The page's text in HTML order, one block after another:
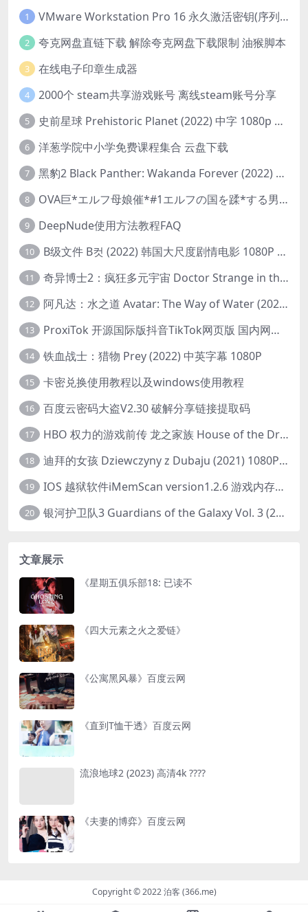
1 VMware Workstation Pro 16 永久激活密钥(序列号)
2 夸克网盘直链下载 解除夸克网盘下载限制 油猴脚本
3 在线电子印章生成器
4 2000个 steam共享游戏账号 离线steam账号分享
5 史前星球 Prehistoric Planet (2022) 中字 1080p 高清 阿里云盘 2022.5.27已更新全集
6 洋葱学院中小学免费课程集合 云盘下载
7 黑豹2 Black Panther: Wakanda Forever (2022) 高清版
8 OVA巨*エルフ母娘催*#1エルフの国を蹂*する男。汚された女王と姫
9 DeepNude使用方法教程FAQ
10 B级文件 B컷 (2022) 韩国大尺度剧情电影 1080P 中字
11 奇异博士2：疯狂多元宇宙 Doctor Strange in the Multiverse of Madness (2022) 高清版1080p
12 阿凡达：水之道 Avatar: The Way of Water (2022) 1080p 2k 4k 中文字幕
13 ProxiTok 开源国际版抖音TikTok网页版 国内网络直连
14 铁血战士：猎物 Prey (2022) 中英字幕 1080P
15 卡密兑换使用教程以及windows使用教程
16 百度云密码大盗V2.30 破解分享链接提取码
17 HBO 权力的游戏前传 龙之家族 House of the Dragon (2022) 中字 1080P 更新4集
18 迪拜的女孩 Dziewczyny z Dubaju (2021) 1080P 中字
19 IOS 越狱软件iMemScan version1.2.6 游戏内存修改器
20 银河护卫队3 Guardians of the Galaxy Vol. 3 (2023)4K高清资源1080p只分享精品
文章展示
《星期五俱乐部18: 已读不
《四大元素之火之爱链》
《公寓黑风暴》百度云网
《直到T恤干透》百度云网
流浪地球2 (2023) 高清4k ????
《夫妻的博弈》百度云网
Copyright © 2022 泊客 (366.me)